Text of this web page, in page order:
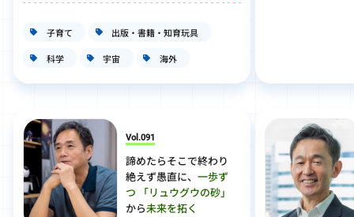
子育て 出版・書籍・知育玩具
科学 宇宙 海外
Vol.091
諦めたらそこで終わり
絶えず愚直に、 一歩ず
つ
「リュウグウの砂」
から未来を拓く